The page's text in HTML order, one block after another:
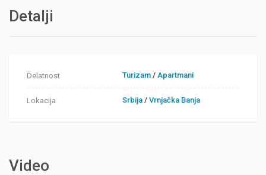
Detalji
Delatnost Turizam /Apartmani
Lokacija Srbija /Vrnjačka Banja
Video